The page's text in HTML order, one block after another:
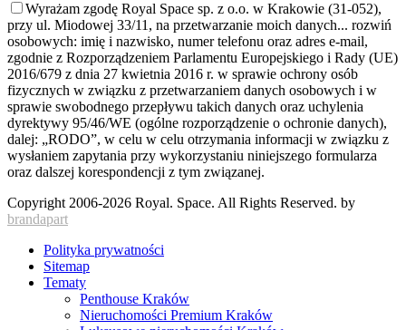
Wyrażam zgodę Royal Space sp. z o.o. w Krakowie (31-052),
przy ul. Miodowej 33/11, na przetwarzanie moich danych... rozwiń
osobowych: imię i nazwisko, numer telefonu oraz adres e-mail,
zgodnie z Rozporządzeniem Parlamentu Europejskiego i Rady (UE)
2016/679 z dnia 27 kwietnia 2016 r. w sprawie ochrony osób
fizycznych w związku z przetwarzaniem danych osobowych i w
sprawie swobodnego przepływu takich danych oraz uchylenia
dyrektywy 95/46/WE (ogólne rozporządzenie o ochronie danych),
dalej: „RODO”, w celu w celu otrzymania informacji w związku z
wysłaniem zapytania przy wykorzystaniu niniejszego formularza
oraz dalszej korespondencji z tym związanej.
Copyright 2006-2026 Royal. Space. All Rights Reserved. by
brandapart
Polityka prywatności
Sitemap
Tematy
Penthouse Kraków
Nieruchomości Premium Kraków